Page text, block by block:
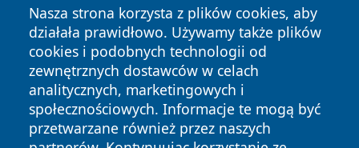
Nasza strona korzysta z plików cookies, aby
działała prawidłowo. Używamy także plików
cookies i podobnych technologii od
zewnętrznych dostawców w celach
analitycznych, marketingowych i
społecznościowych. Informacje te mogą być
przetwarzane również przez naszych
Copyright © 2026 olkuszonline.pl Wszystkie prawa
zastrzeżone.